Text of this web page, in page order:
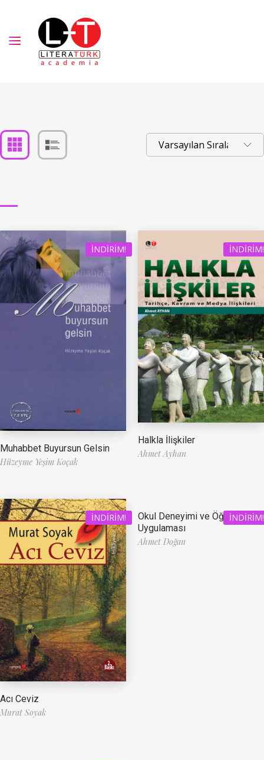
İNDIRIM!
Muhabbet Buyursun Gelsin
Hüzeyme Yeşim Koçak
İNDIRIM!
Halkla İlişkiler
Ahmet Ayhan
İNDIRIM!
Acı Ceviz
Murat Soyak
İNDIRIM!
Okul Deneyimi ve Öğretmenlik
Uygulaması
Ahmet Doğan